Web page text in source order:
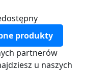
produkty
partnerów
u naszych